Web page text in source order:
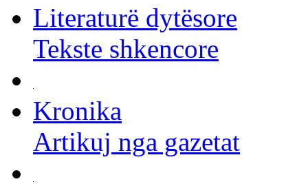
Literaturë dytësore
Tekste shkencore
Kronika
Artikuj nga gazetat